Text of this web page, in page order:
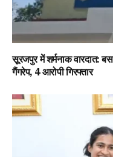
सूरजपुर में शर्मनाक वारदात:
गैंगरेप, 4 आरोपी गिरफ्तार